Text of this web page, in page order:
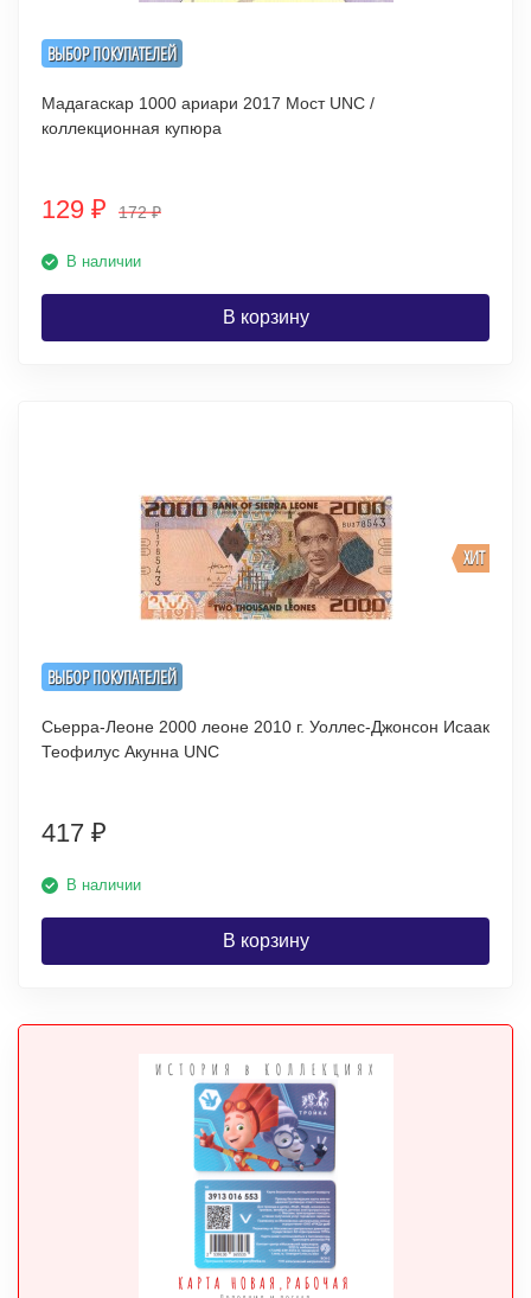
ВЫБОР ПОКУПАТЕЛЕЙ
Мадагаскар 1000 ариари 2017 Мост UNC /
коллекционная купюра
129 ₽ 172₽
В наличии
В корзину
ВЫБОР ПОКУПАТЕЛЕЙ
ХИТ
Сьерра-Леоне 2000 леоне 2010 г. Уоллес-Джонсон Исаак
Теофилус Акунна UNC
417 ₽
В наличии
В корзину